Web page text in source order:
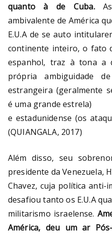
quanto à de Cuba.
ambivalente de América
E.U.A de se auto
continente inteiro, o fato
espanhol, traz à tona a
própria ambiguidade
estrangeira (geralmente
é uma grande estrela)
e estadunidense (os
(QUIANGALA, 2017)
Além disso, seu
presidente da Venezuela,
Chavez, cuja política anti-
desafiou tanto os E.U.A
militarismo israelense.
América, deu um ar